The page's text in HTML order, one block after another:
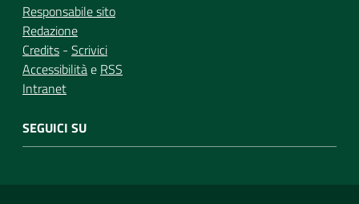
Responsabile sito
Redazione
Credits - Scrivici
Accessibilitàe RSS
Intranet
SEGUICI SU